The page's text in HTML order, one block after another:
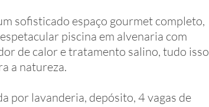
sofisticado espaço gourmet completo,
piscina em alvenaria com
de calor e tratamento salino, tudo isso
a natureza.
por lavanderia, depósito, 4 vagas de